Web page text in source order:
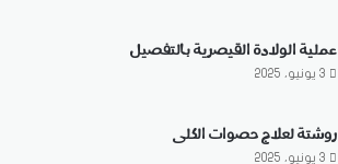
عملية الولادة القيصرية بالتفصيل
3 يونيو، 2025
روشتة لعلاج حصوات الكلى
3 يونيو، 2025